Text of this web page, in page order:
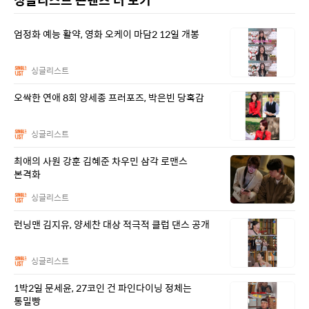
엄정화 예능 활약, 영화 오케이 마담2 12일 개봉
싱글리스트
오싹한 연애 8회 양세종 프러포즈, 박은빈 당혹감
싱글리스트
최애의 사원 강훈 김혜준 차우민 삼각 로맨스
본격화
싱글리스트
런닝맨 김지유, 양세찬 대상 적극적 클럽 댄스 공개
싱글리스트
1박2일 문세윤, 27코인 건 파인다이닝 정체는
통밀빵